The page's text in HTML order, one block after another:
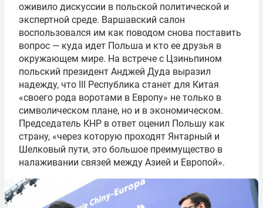
оживило дискуссии в польской политической и
экспертной среде. Варшавский салон
воспользовался им как поводом снова поставить
вопрос — куда идет Польша и кто ее друзья в
окружающем мире. На встрече с Цзиньпином
польский президент Анджей Дуда выразил
надежду, что III Республика станет для Китая
«своего рода воротами в Европу» не только в
символическом плане, но и в экономическом.
Председатель КНР в ответ оценил Польшу как
страну, «через которую проходят Янтарный и
Шелковый пути, это большое преимущество в
налаживании связей между Азией и Европой».